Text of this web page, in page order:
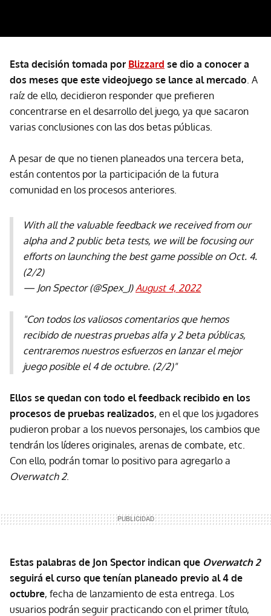
Esta decisión tomada por Blizzard se dio a conocer a
dos meses que este videojuego se lance al mercado . A
raíz de ello, decidieron responder que prefieren
concentrarse en el desarrollo del juego, ya que sacaron
varias conclusiones con las dos betas públicas.
A pesar de que no tienen planeados una tercera beta,
están contentos por la participación de la futura
comunidad en los procesos anteriores.
With all the valuable feedback we received from our
alpha and 2 public beta tests, we will be focusing our
efforts on launching the best game possible on Oct. 4.
(2/2)
— Jon Spector (@Spex_J) August 4, 2022
"Con todos los valiosos comentarios que hemos
recibido de nuestras pruebas alfa y 2 beta públicas,
centraremos nuestros esfuerzos en lanzar el mejor
juego posible el 4 de octubre. (2/2)"
Ellos se quedan con todo el feedback recibido en los
procesos de pruebas realizados, en el que los jugadores
pudieron probar a los nuevos personajes, los cambios que
tendrán los líderes originales, arenas de combate, etc.
Con ello, podrán tomar lo positivo para agregarlo a
Overwatch 2.
Estas palabras de Jon Spector indican que Overwatch 2
seguirá el curso que tenían planeado previo al 4 de
octubre, fecha de lanzamiento de esta entrega. Los
usuarios podrán seguir practicando con el primer título,